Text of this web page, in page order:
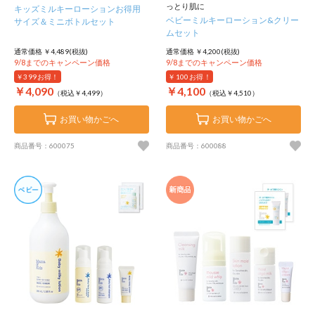
キッズミルキーローションお得用
サイズ＆ミニボトルセット
通常価格 ￥4,489(税抜)
9/8までのキャンペーン価格
￥399お得！
￥4,090 （税込￥4,499）
お買い物かごへ
商品番号：600075
っとり肌に
ベビーミルキーローション&クリー
ムセット
通常価格 ￥4,200(税抜)
9/8までのキャンペーン価格
￥100 お得！
￥4,100 （税込￥4,510）
お買い物かごへ
商品番号：600088